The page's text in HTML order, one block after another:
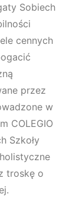
Sobiech
cennych
przez
w
COLEGIO
Szkoły
troskę o